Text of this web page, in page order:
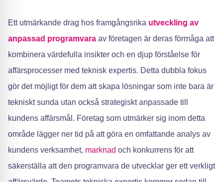
Ett utmärkande drag hos framgångsrika utveckling av
anpassad programvara av företagen är deras förmåga att
kombinera värdefulla insikter och en djup förståelse för
affärsprocesser med teknisk expertis. Detta dubbla fokus
gör det möjligt för dem att skapa lösningar som inte bara är
tekniskt sunda utan också strategiskt anpassade till
kundens affärsmål. Företag som utmärker sig inom detta
område lägger ner tid på att göra en omfattande analys av
kundens verksamhet, marknad och konkurrens för att
säkerställa att den programvara de utvecklar ger ett verkligt